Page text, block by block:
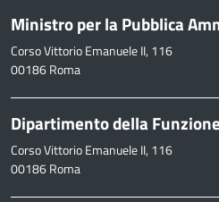
Ministro per la Pubblica
Corso Vittorio Emanuele II, 116
00186 Roma
Dipartimento della
Corso Vittorio Emanuele II, 116
00186 Roma